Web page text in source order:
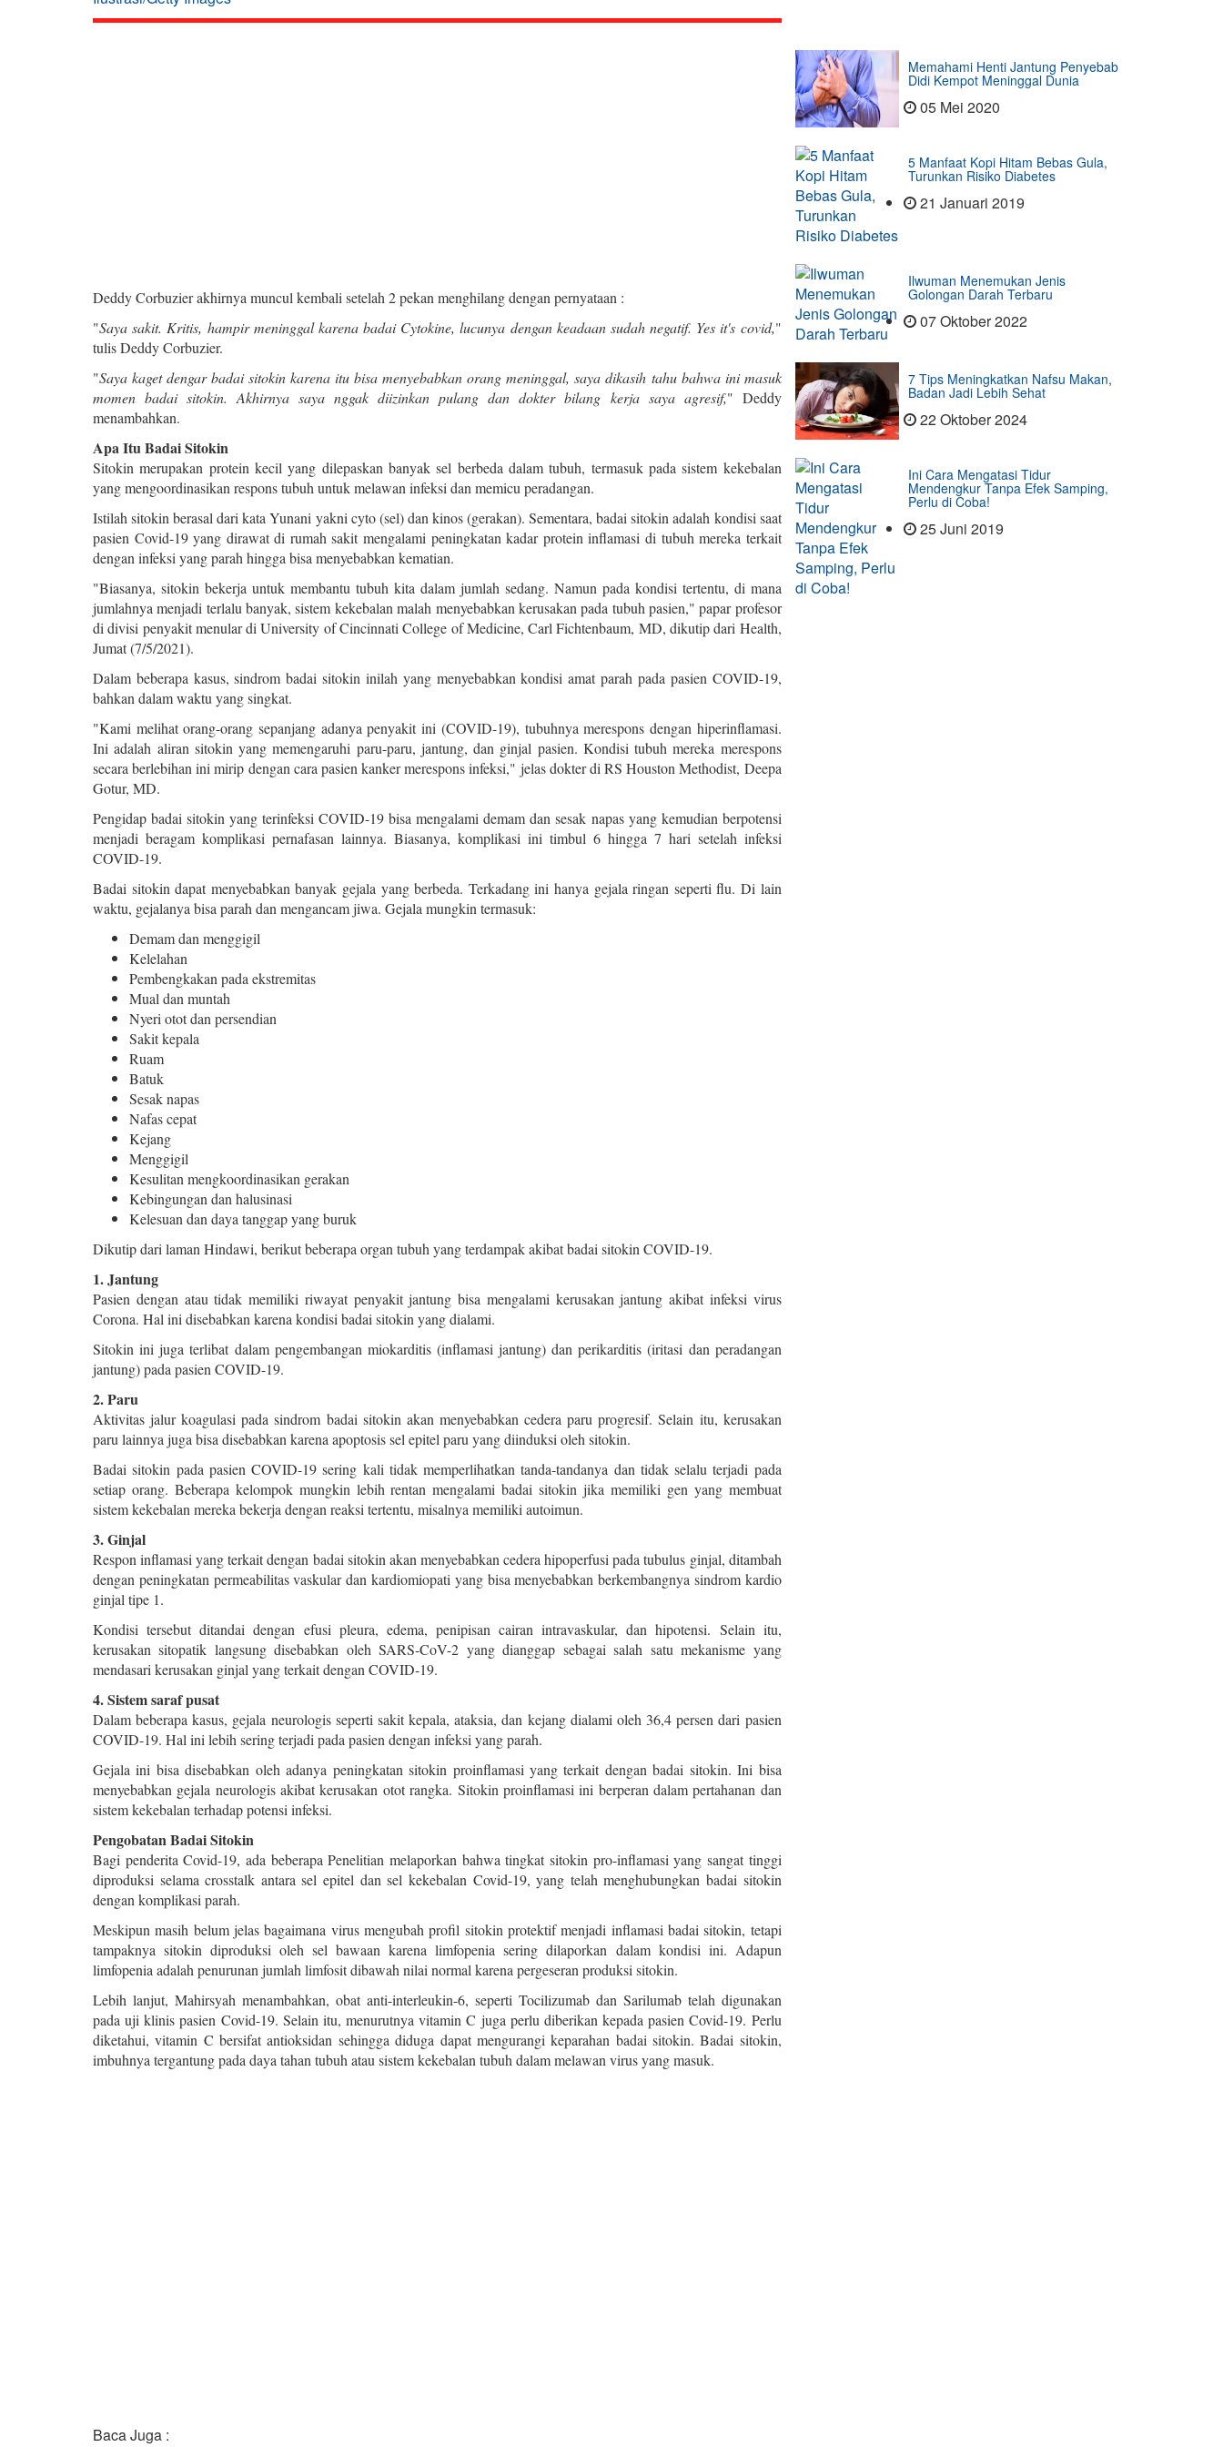
Deddy Corbuzier akhirnya muncul kembali setelah 2 pekan menghilang dengan pernyataan :
"Saya sakit. Kritis, hampir meninggal karena badai Cytokine, lucunya dengan keadaan sudah negatif. Yes it's covid,"
tulis Deddy Corbuzier.
"Saya kaget dengar badai sitokin karena itu bisa menyebabkan orang meninggal, saya dikasih tahu bahwa ini masuk
momen badai sitokin. Akhirnya saya nggak diizinkan pulang dan dokter bilang kerja saya agresif," Deddy
menambahkan.
Apa Itu Badai Sitokin
Sitokin merupakan protein kecil yang dilepaskan banyak sel berbeda dalam tubuh, termasuk pada sistem kekebalan
yang mengoordinasikan respons tubuh untuk melawan infeksi dan memicu peradangan.
Istilah sitokin berasal dari kata Yunani yakni cyto (sel) dan kinos (gerakan). Sementara, badai sitokin adalah kondisi saat
pasien Covid-19 yang dirawat di rumah sakit mengalami peningkatan kadar protein inflamasi di tubuh mereka terkait
dengan infeksi yang parah hingga bisa menyebabkan kematian.
"Biasanya, sitokin bekerja untuk membantu tubuh kita dalam jumlah sedang. Namun pada kondisi tertentu, di mana
jumlahnya menjadi terlalu banyak, sistem kekebalan malah menyebabkan kerusakan pada tubuh pasien," papar profesor
di divisi penyakit menular di University of Cincinnati College of Medicine, Carl Fichtenbaum, MD, dikutip dari Health,
Jumat (7/5/2021).
Dalam beberapa kasus, sindrom badai sitokin inilah yang menyebabkan kondisi amat parah pada pasien COVID-19,
bahkan dalam waktu yang singkat.
"Kami melihat orang-orang sepanjang adanya penyakit ini (COVID-19), tubuhnya merespons dengan hiperinflamasi.
Ini adalah aliran sitokin yang memengaruhi paru-paru, jantung, dan ginjal pasien. Kondisi tubuh mereka merespons
secara berlebihan ini mirip dengan cara pasien kanker merespons infeksi," jelas dokter di RS Houston Methodist, Deepa
Gotur, MD.
Pengidap badai sitokin yang terinfeksi COVID-19 bisa mengalami demam dan sesak napas yang kemudian berpotensi
menjadi beragam komplikasi pernafasan lainnya. Biasanya, komplikasi ini timbul 6 hingga 7 hari setelah infeksi
COVID-19.
Badai sitokin dapat menyebabkan banyak gejala yang berbeda. Terkadang ini hanya gejala ringan seperti flu. Di lain
waktu, gejalanya bisa parah dan mengancam jiwa. Gejala mungkin termasuk:
Demam dan menggigil
Kelelahan
Pembengkakan pada ekstremitas
Mual dan muntah
Nyeri otot dan persendian
Sakit kepala
Ruam
Batuk
Sesak napas
Nafas cepat
Kejang
Menggigil
Kesulitan mengkoordinasikan gerakan
Kebingungan dan halusinasi
Kelesuan dan daya tanggap yang buruk
Dikutip dari laman Hindawi, berikut beberapa organ tubuh yang terdampak akibat badai sitokin COVID-19.
1. Jantung
Pasien dengan atau tidak memiliki riwayat penyakit jantung bisa mengalami kerusakan jantung akibat infeksi virus
Corona. Hal ini disebabkan karena kondisi badai sitokin yang dialami.
Sitokin ini juga terlibat dalam pengembangan miokarditis (inflamasi jantung) dan perikarditis (iritasi dan peradangan
jantung) pada pasien COVID-19.
2. Paru
Aktivitas jalur koagulasi pada sindrom badai sitokin akan menyebabkan cedera paru progresif. Selain itu, kerusakan
paru lainnya juga bisa disebabkan karena apoptosis sel epitel paru yang diinduksi oleh sitokin.
Badai sitokin pada pasien COVID-19 sering kali tidak memperlihatkan tanda-tandanya dan tidak selalu terjadi pada
setiap orang. Beberapa kelompok mungkin lebih rentan mengalami badai sitokin jika memiliki gen yang membuat
sistem kekebalan mereka bekerja dengan reaksi tertentu, misalnya memiliki autoimun.
3. Ginjal
Respon inflamasi yang terkait dengan badai sitokin akan menyebabkan cedera hipoperfusi pada tubulus ginjal, ditambah
dengan peningkatan permeabilitas vaskular dan kardiomiopati yang bisa menyebabkan berkembangnya sindrom kardio
ginjal tipe 1.
Kondisi tersebut ditandai dengan efusi pleura, edema, penipisan cairan intravaskular, dan hipotensi. Selain itu,
kerusakan sitopatik langsung disebabkan oleh SARS-CoV-2 yang dianggap sebagai salah satu mekanisme yang
mendasari kerusakan ginjal yang terkait dengan COVID-19.
4. Sistem saraf pusat
Dalam beberapa kasus, gejala neurologis seperti sakit kepala, ataksia, dan kejang dialami oleh 36,4 persen dari pasien
COVID-19. Hal ini lebih sering terjadi pada pasien dengan infeksi yang parah.
Gejala ini bisa disebabkan oleh adanya peningkatan sitokin proinflamasi yang terkait dengan badai sitokin. Ini bisa
menyebabkan gejala neurologis akibat kerusakan otot rangka. Sitokin proinflamasi ini berperan dalam pertahanan dan
sistem kekebalan terhadap potensi infeksi.
Pengobatan Badai Sitokin
Bagi penderita Covid-19, ada beberapa Penelitian melaporkan bahwa tingkat sitokin pro-inflamasi yang sangat tinggi
diproduksi selama crosstalk antara sel epitel dan sel kekebalan Covid-19, yang telah menghubungkan badai sitokin
dengan komplikasi parah.
Meskipun masih belum jelas bagaimana virus mengubah profil sitokin protektif menjadi inflamasi badai sitokin, tetapi
tampaknya sitokin diproduksi oleh sel bawaan karena limfopenia sering dilaporkan dalam kondisi ini. Adapun
limfopenia adalah penurunan jumlah limfosit dibawah nilai normal karena pergeseran produksi sitokin.
Lebih lanjut, Mahirsyah menambahkan, obat anti-interleukin-6, seperti Tocilizumab dan Sarilumab telah digunakan
pada uji klinis pasien Covid-19. Selain itu, menurutnya vitamin C juga perlu diberikan kepada pasien Covid-19. Perlu
diketahui, vitamin C bersifat antioksidan sehingga diduga dapat mengurangi keparahan badai sitokin. Badai sitokin,
imbuhnya tergantung pada daya tahan tubuh atau sistem kekebalan tubuh dalam melawan virus yang masuk.
Baca Juga :
Memahami Henti Jantung Penyebab
Didi Kempot Meninggal Dunia
05 Mei 2020
5 Manfaat Kopi Hitam Bebas Gula,
Turunkan Risiko Diabetes
21 Januari 2019
Ilwuman Menemukan Jenis
Golongan Darah Terbaru
07 Oktober 2022
7 Tips Meningkatkan Nafsu Makan,
Badan Jadi Lebih Sehat
22 Oktober 2024
Ini Cara Mengatasi Tidur
Mendengkur Tanpa Efek Samping,
Perlu di Coba!
25 Juni 2019